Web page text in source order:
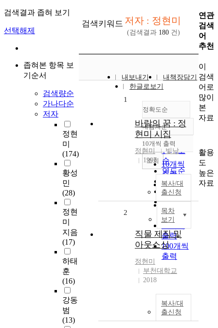
검색결과 좁혀 보기
선택해제
좁혀본 항목 보
기순서
검색량순
가나다순
저자
정현
미
(174)
황성
민
(28)
정현
미
지음
(17)
하태
훈
(16)
강동
범
(13)
검색키워드 저자 : 정현미
(검색결과 180 건)
내보내기
내책장담기
한글로보기
정확도순
정확도
순
인기도
순
연도순
제목순
저자순
발행기
관순
내림차순
내림차순
10개씩 출력
10개씩
출력
20개씩
출력
출력
출력
100개씩
출력
조회
1
바람의 꿈 : 정
현미 시집
정현미
빛남
1997
복사/대
출신청
목차
보기
2
직물 제직 및
아웃소싱
정현미
부천대학교
2018
복사/대
출신청
연관
검색
어
추천
이
검색
어로
많이
본
자료
활용
도
높은
자료